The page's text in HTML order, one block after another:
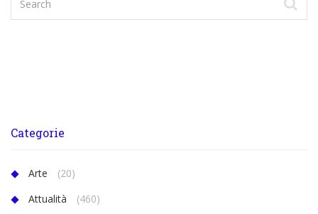
Categorie
Arte
(20)
Attualità
(460)